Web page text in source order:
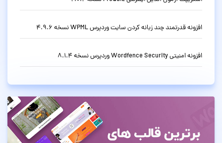
افزونه قدرتمند چند زبانه کردن سایت وردپرس WPML نسخه 4.9.6
افزونه امنیتی Wordfence Security وردپرس نسخه 8.1.4